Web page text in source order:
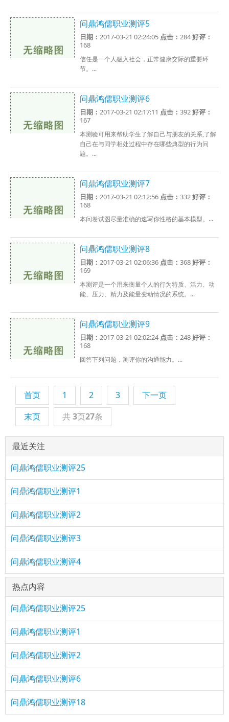
问鼎鸿儒职业测评5
日期：2017-03-21 02:24:05 点击：284好评：
168
信任是一个人融入社会，正常健康交际的重要环
节。...
问鼎鸿儒职业测评6
日期：2017-03-21 02:17:11 点击：392好评：
167
本测验可用来帮助学生了解自己与朋友的关系,了解
自己在与同学相处过程中存在哪些典型的行为问
题。...
问鼎鸿儒职业测评7
日期：2017-03-21 02:12:56 点击：332好评：
168
本问卷试图尽量准确的速写你性格的基本模型。...
问鼎鸿儒职业测评8
日期：2017-03-21 02:06:36 点击：368好评：
169
本测评是一个用来衡量个人的行为特质、活力、动
能、压力、精力及能量变动情况的系统。...
问鼎鸿儒职业测评9
日期：2017-03-21 02:02:24 点击：248好评：
168
回答下列问题，测评你的沟通能力。...
首页 1 2 3
下一页
末页
共3页27条
最近关注
问鼎鸿儒职业测评25
问鼎鸿儒职业测评1
问鼎鸿儒职业测评2
问鼎鸿儒职业测评3
问鼎鸿儒职业测评4
热点内容
问鼎鸿儒职业测评25
问鼎鸿儒职业测评1
问鼎鸿儒职业测评2
问鼎鸿儒职业测评6
问鼎鸿儒职业测评18